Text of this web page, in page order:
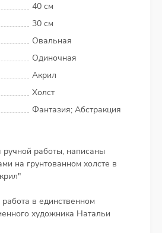
40 см
30 см
Овальная
Одиночная
Акрил
Холст
Фантазия; Абстракция
ручной работы, написаны
на грунтованном холсте в
в единственном
художника Натальи